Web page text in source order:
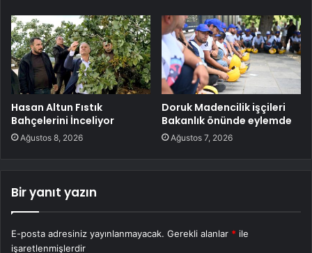
Hasan Altun Fıstık
Bahçelerini İnceliyor
Ağustos 8, 2026
Doruk Madencilik işçileri
Bakanlık önünde eylemde
Ağustos 7, 2026
Bir yanıt yazın
E-posta adresiniz yayınlanmayacak. Gerekli alanlar * ile
işaretlenmişlerdir